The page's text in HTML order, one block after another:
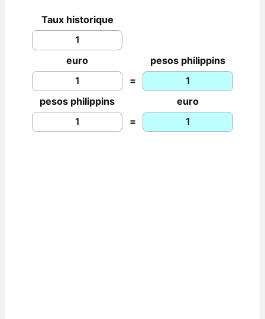
Taux historique
euro
pesos philippins
=
pesos philippins
euro
=